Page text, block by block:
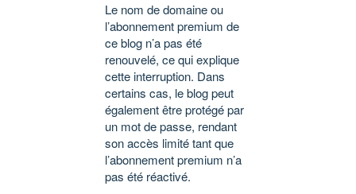
Le nom de domaine ou
l’abonnement premium de
ce blog n’a pas été
renouvelé, ce qui explique
cette interruption. Dans
certains cas, le blog peut
également être protégé par
un mot de passe, rendant
son accès limité tant que
l’abonnement premium n’a
pas été réactivé.